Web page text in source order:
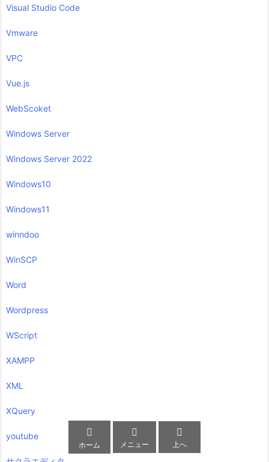
Visual Studio Code
Vmware
VPC
Vue.js
WebScoket
Windows Server
Windows Server 2022
Windows10
Windows11
winndoo
WinSCP
Word
Wordpress
WScript
XAMPP
XML
XQuery
youtube 
ホーム

メニュー

上へ